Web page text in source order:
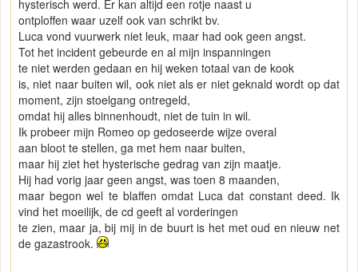
hysterisch werd. Er kan altijd een rotje naast u
ontploffen waar uzelf ook van schrikt bv.
Luca vond vuurwerk niet leuk, maar had ook geen angst.
Tot het incident gebeurde en al mijn inspanningen
te niet werden gedaan en hij weken totaal van de kook
is, niet naar buiten wil, ook niet als er niet geknald wordt op dat
moment, zijn stoelgang ontregeld,
omdat hij alles binnenhoudt, niet de tuin in wil.
Ik probeer mijn Romeo op gedoseerde wijze overal
aan bloot te stellen, ga met hem naar buiten,
maar hij ziet het hysterische gedrag van zijn maatje.
Hij had vorig jaar geen angst, was toen 8 maanden,
maar begon wel te blaffen omdat Luca dat constant deed. Ik
vind het moeilijk, de cd geeft al vorderingen
te zien, maar ja, bij mij in de buurt is het met oud en nieuw net
de gazastrook.